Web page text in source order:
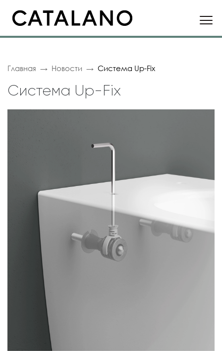
Главная Новости Система Up-Fix
Система Up-Fix